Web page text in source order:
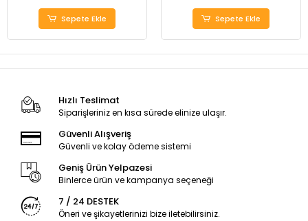
Sepete Ekle Sepete Ekle
Hızlı Teslimat
Siparişleriniz en kısa sürede elinize ulaşır.
Güvenli Alışveriş
Güvenli ve kolay ödeme sistemi
Geniş Ürün Yelpazesi
Binlerce ürün ve kampanya seçeneği
7 / 24 DESTEK
Öneri ve şikayetlerinizi bize iletebilirsiniz.